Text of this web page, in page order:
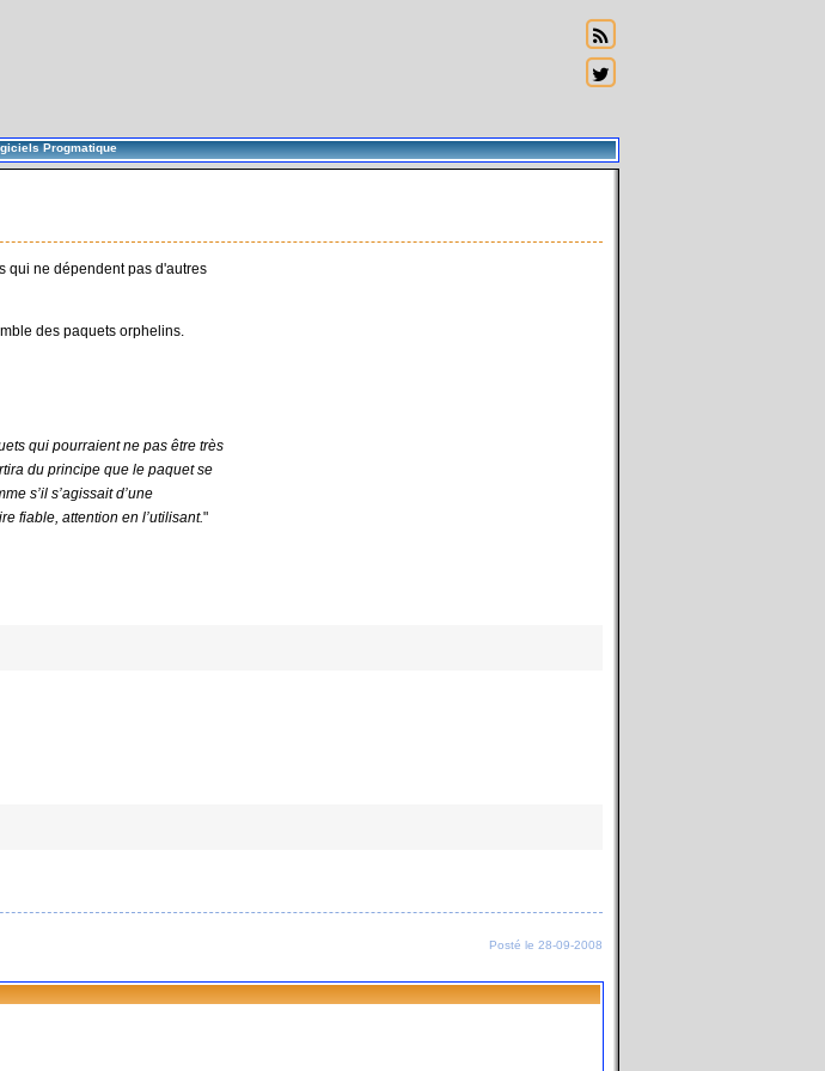
Progmatique
qui ne dépendent pas d'autres
des paquets orphelins.
qui pourraient ne pas être très
du principe que le paquet se
s’il s’agissait d’une
fiable, attention en l’utilisant."
Posté le 28-09-2008